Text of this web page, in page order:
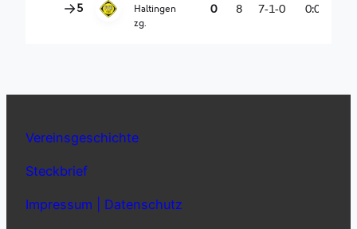
Vereinsgeschichte
Steckbrief
Impressum | Datenschutz